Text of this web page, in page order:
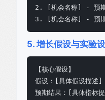
2. [机会名称] - 预期
3. [机会名称] - 预期
5. 增长假设与实验
【核心假设】
假设：[具体假设描述]
预期结果：[具体指标提